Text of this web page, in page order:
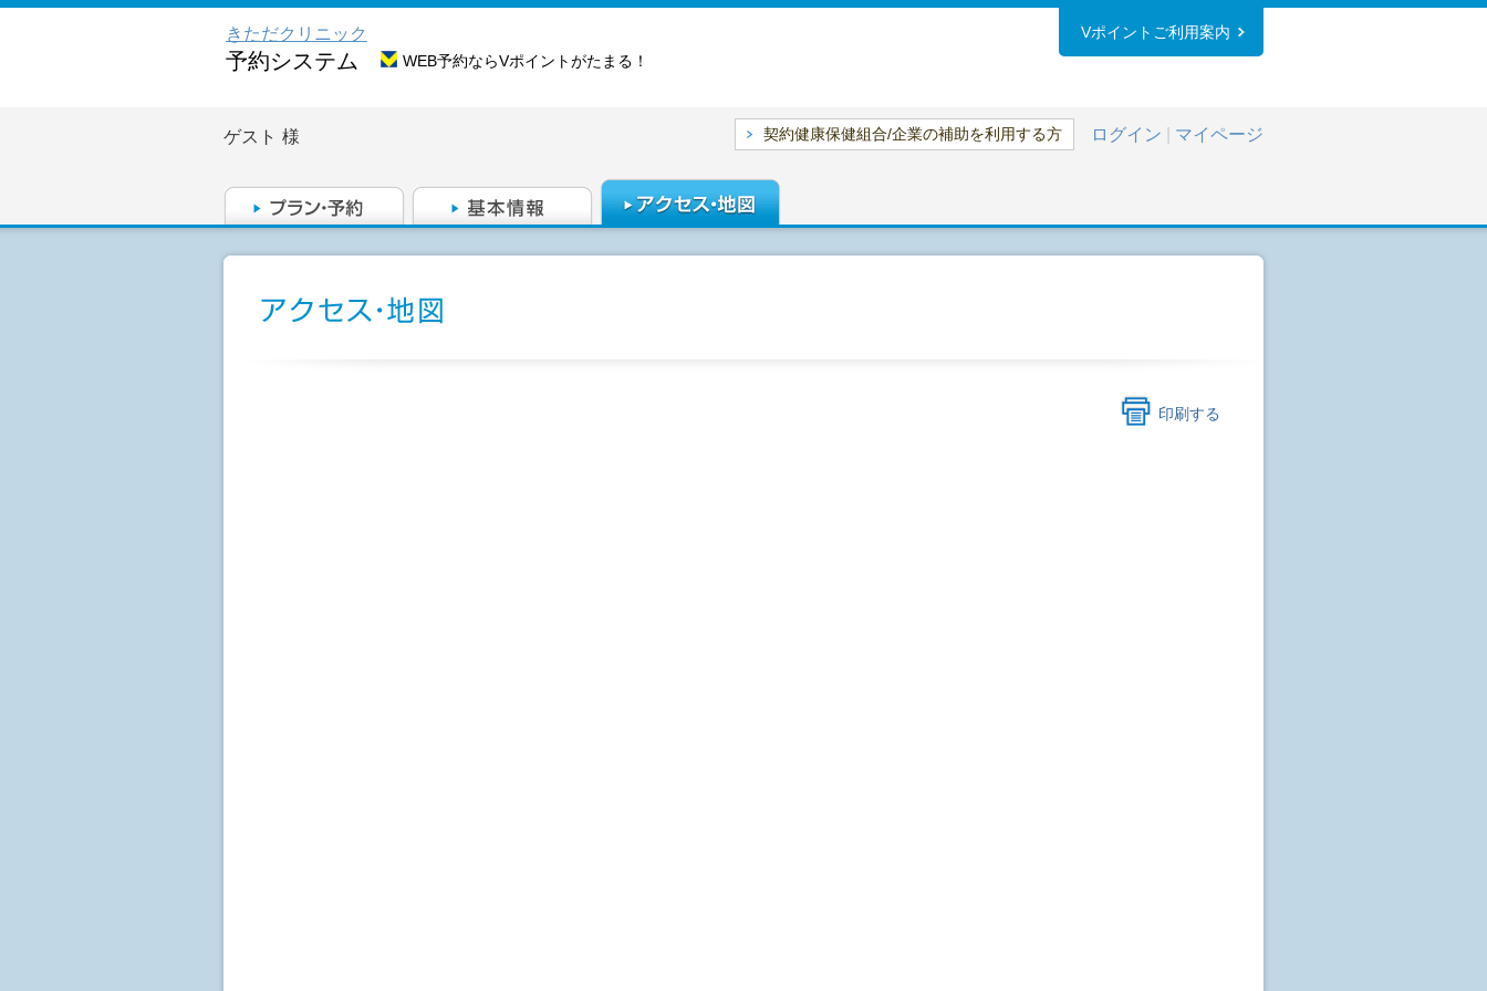
きただクリニック
予約システム WEB予約ならVポイントがたまる！
Vポイントご利用案内
ゲスト 様 契約健康保健組合/企業の補助を利用する方 ログイン マイページ
印刷する